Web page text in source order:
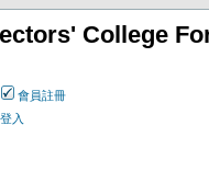
College
會員註冊
登入